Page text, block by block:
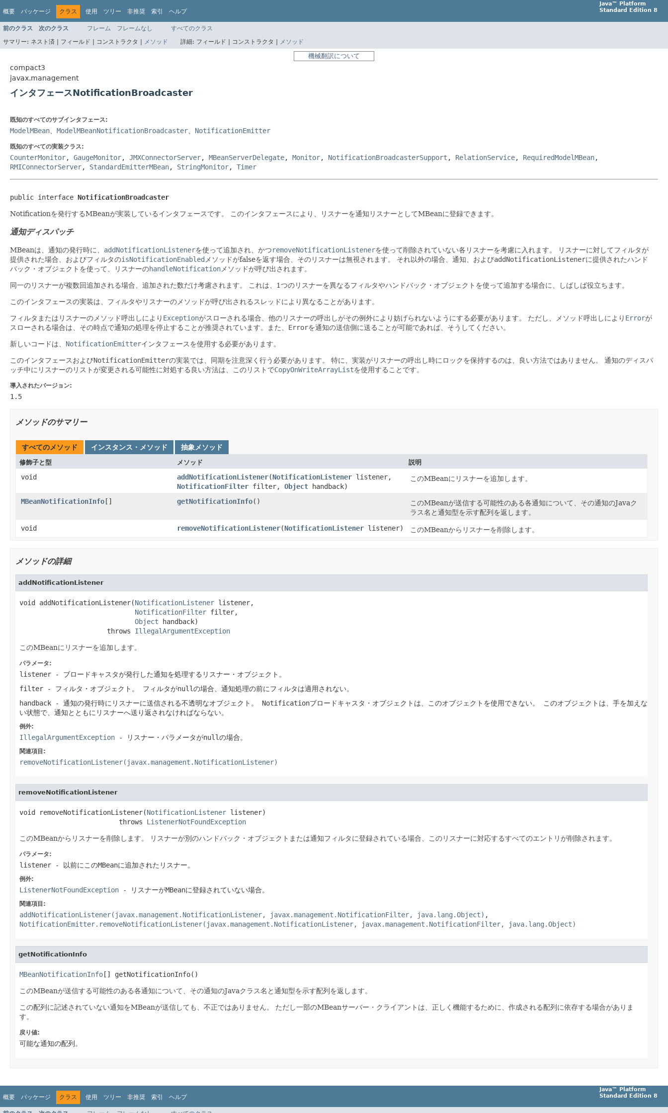
概要 パッケージ クラス 使用 ツリー 非推奨 索引 ヘルプ
Java™ Platform
Standard Edition 8
前のクラス 次のクラス フレーム フレームなし
すべてのクラス
サマリー: ネスト済 | フィールド | コンストラクタ | メソッド 詳細: フィールド | コンストラクタ | メソッド
機械翻訳について
compact3
javax.management
インタフェースNotificationBroadcaster
既知のすべてのサブインタフェース:
ModelMBean ModelMBeanNotificationBroadcaster NotificationEmitter
既知のすべての実装クラス:
CounterMonitor, GaugeMonitor, JMXConnectorServer, MBeanServerDelegate, Monitor, NotificationBroadcasterSupport , RelationService, RequiredModelMBean,
RMIConnectorServer, StandardEmitterMBean, StringMonitor, Timer
public interface NotificationBroadcaster
Notificationを発行するMBeanが実装しているインタフェースです。 このインタフェースにより、リスナーを通知リスナーとしてMBeanに登録できます。
通知ディスパッチ
MBeanは、通知の発行時に、 addNotificationListenerを使って追加され、かつremoveNotificationListenerを使って削除されていない各リスナーを考慮に入れます。
リスナーに対してフィルタが
提供された場合、およびフィルタのisNotificationEnabled メソッドがfalseを返す場合、そのリスナーは無視されます。 それ以外の場合、通知、およびaddNotificationListenerに提供されたハンド
バック・オブジェクトを使って、リスナーのhandleNotification メソッドが呼び出されます。
同一のリスナーが複数回追加される場合、追加された数だけ考慮されます。 これは、1つのリスナーを異なるフィルタやハンドバック・オブジェクトを使って追加する場合に、しばしば役立ちます。
このインタフェースの実装は、フィルタやリスナーのメソッドが呼び出されるスレッドにより異なることがあります。
フィルタまたはリスナーのメソッド呼出しにより Exceptionがスローされる場合、他のリスナーの呼出しがその例外により妨げられないようにする必要があります。 ただし、メソッド呼出しにより Errorが
スローされる場合は、その時点で通知の処理を停止することが推奨されています。また、 Errorを通知の送信側に送ることが可能であれば、そうしてください。
新しいコードは、 NotificationEmitterインタフェースを使用する必要があります。
このインタフェースおよびNotificationEmitterの実装では、同期を注意深く行う必要があります。 特に、実装がリスナーの呼出し時にロックを保持するのは、良い方法ではありません。
通知のディスパ
ッチ中にリスナーのリストが変更される可能性に対処する良い方法は、このリストでCopyOnWriteArrayListを使用することです。
導入されたバージョン:
1.5
メソッドのサマリー
すべてのメソッド インスタンス・メソッド 抽象メソッド
修飾子と型 メソッド 説明
void addNotificationListener(NotificationListener listener,
NotificationFilter filter, Object handback)
このMBeanにリスナーを追加します。
MBeanNotificationInfo[] getNotificationInfo()
このMBeanが送信する可能性のある各通知について、その通知のJavaク
ラス名と通知型を示す配列を返します。
void
removeNotificationListener(NotificationListener listener) このMBeanからリスナーを削除します。
メソッドの詳細
addNotificationListener
void addNotificationListener(NotificationListener listener,
NotificationFilter filter,
Object handback)
                      throws
IllegalArgumentException
このMBeanにリスナーを追加します。
パラメータ:
listener - ブロードキャスタが発行した通知を処理するリスナー・オブジェクト。
filter - フィルタ・オブジェクト。
フィルタがnullの場合、通知処理の前にフィルタは適用されない。
handback - 通知の発行時にリスナーに送信される不透明なオブジェクト。 Notificationブロードキャスタ・オブジェクトは、このオブジェクトを使用できない。
このオブジェクトは、手を加えな
い状態で、通知とともにリスナーへ送り返されなければならない。
例外:
IllegalArgumentException - リスナー・パラメータがnullの場合。
関連項目:
removeNotificationListener(javax.management.NotificationListener)
removeNotificationListener
void removeNotificationListener(NotificationListener listener)
                         throws
ListenerNotFoundException
このMBeanからリスナーを削除します。 リスナーが別のハンドバック・オブジェクトまたは通知フィルタに登録されている場合、このリスナーに対応するすべてのエントリが削除されます。
パラメータ:
listener - 以前にこのMBeanに追加されたリスナー。
例外:
ListenerNotFoundException - リスナーがMBeanに登録されていない場合。
関連項目:
addNotificationListener(javax.management.NotificationListener, javax.management.NotificationFilter, java.lang.Object) ,
NotificationEmitter.removeNotificationListener(javax.management.NotificationListener, javax.management.NotificationFilter, java.lang.Object)
getNotificationInfo
MBeanNotificationInfo[] getNotificationInfo()
このMBeanが送信する可能性のある各通知について、その通知のJavaクラス名と通知型を示す配列を返します。
この配列に記述されていない通知をMBeanが送信しても、不正ではありません。
ただし一部のMBeanサーバー・クライアントは、正しく機能するために、作成される配列に依存する場合がありま
す。
戻り値:
可能な通知の配列。
概要 パッケージ クラス 使用 ツリー 非推奨 索引 ヘルプ
Java™ Platform
Standard Edition 8